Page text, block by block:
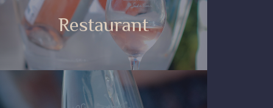
Restaurant